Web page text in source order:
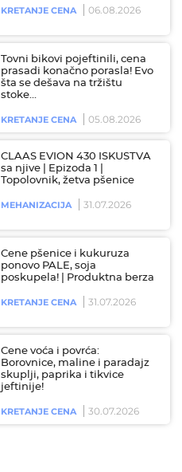
KRETANJE CENA 06.08.2026
Tovni bikovi pojeftinili, cena
prasadi konačno porasla! Evo
šta se dešava na tržištu
stoke…
KRETANJE CENA 05.08.2026
CLAAS EVION 430 ISKUSTVA
sa njive | Epizoda 1 |
Topolovnik, žetva pšenice
MEHANIZACIJA 31.07.2026
Cene pšenice i kukuruza
ponovo PALE, soja
poskupela! | Produktna berza
KRETANJE CENA 31.07.2026
Cene voća i povrća:
Borovnice, maline i paradajz
skuplji, paprika i tikvice
jeftinije!
KRETANJE CENA 30.07.2026